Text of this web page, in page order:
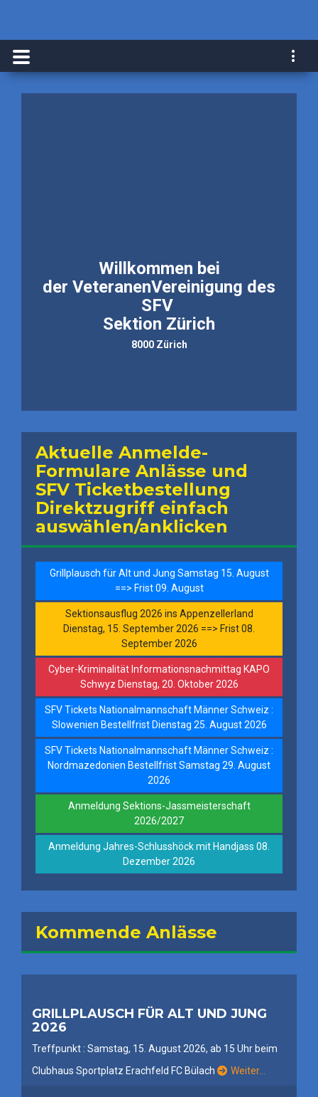
Willkommen bei
der VeteranenVereinigung des
SFV ​​​​​​​
Sektion Zürich
8000 Zürich
Aktuelle Anmelde-
Formulare Anlässe und
SFV Ticketbestellung
Direktzugriff einfach
auswählen/anklicken
Grillplausch für Alt und Jung Samstag 15. August
==> Frist 09. August
Sektionsausflug 2026 ins Appenzellerland
Dienstag, 15. September 2026 ==> Frist 08.
September 2026
Cyber-Kriminalität Informationsnachmittag KAPO
Schwyz Dienstag, 20. Oktober 2026
SFV Tickets Nationalmannschaft Männer Schweiz :
Slowenien Bestellfrist Dienstag 25. August 2026
SFV Tickets Nationalmannschaft Männer Schweiz :
Nordmazedonien Bestellfrist Samstag 29. August
2026
Anmeldung Sektions-Jassmeisterschaft
2026/2027
Anmeldung Jahres-Schlusshöck mit Handjass 08.
Dezember 2026
Kommende Anlässe
GRILLPLAUSCH FÜR ALT UND JUNG
2026
Treffpunkt : Samstag, 15. August 2026, ab 15 Uhr beim
Clubhaus Sportplatz Erachfeld FC Bülach
Weiter…